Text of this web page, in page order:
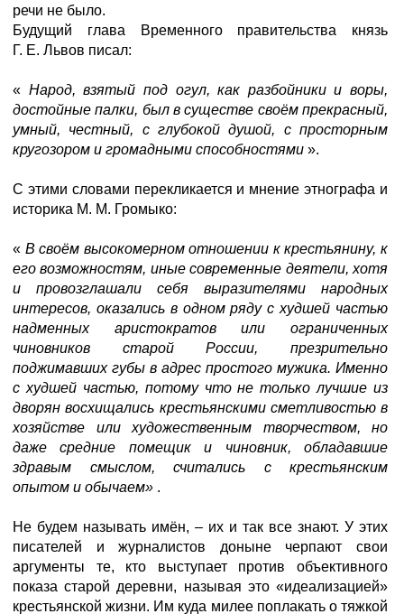
речи не было.
Будущий глава Временного правительства князь
Г. Е. Львов писал:
« Народ, взятый под огул, как разбойники и воры,
достойные палки, был в существе своём прекрасный,
умный, честный, с глубокой душой, с просторным
кругозором и громадными способностями ».
С этими словами перекликается и мнение этнографа и
историка М. М. Громыко:
« В своём высокомерном отношении к крестьянину, к
его возможностям, иные современные деятели, хотя
и провозглашали себя выразителями народных
интересов, оказались в одном ряду с худшей частью
надменных аристократов или ограниченных
чиновников старой России, презрительно
поджимавших губы в адрес простого мужика. Именно
с худшей частью, потому что не только лучшие из
дворян восхищались крестьянскими сметливостью в
хозяйстве или художественным творчеством, но
даже средние помещик и чиновник, обладавшие
здравым смыслом, считались с крестьянским
опытом и обычаем» .
Не будем называть имён, – их и так все знают. У этих
писателей и журналистов доныне черпают свои
аргументы те, кто выступает против объективного
показа старой деревни, называя это «идеализацией»
крестьянской жизни. Им куда милее поплакать о тяжкой